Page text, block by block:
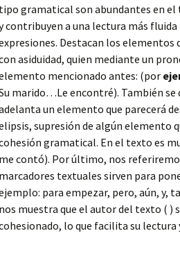
tipo gramatical son abundantes en
contribuyen a una lectura más
Destacan los
asiduidad, quien mediante un
mencionado antes: (por
marido…Le encontré). También se
un elemento que parecerá
supresión de algún elemento
gramatical. En el texto es
me contó). Por último, nos
marcadores textuales sirven para
para empezar, pero, aún,
nos muestra que el autor del texto ( )
lo que facilita su lectura